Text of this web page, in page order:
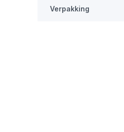
Verpakking